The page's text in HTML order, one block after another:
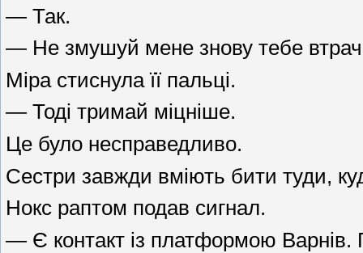
— Так.
— Не змушуй мене знову тебе
Міра стиснула її пальці.
— Тоді тримай міцніше.
Це було несправедливо.
Сестри завжди вміють бити туди,
Нокс раптом подав сигнал.
— Є контакт із платформою Варнів.